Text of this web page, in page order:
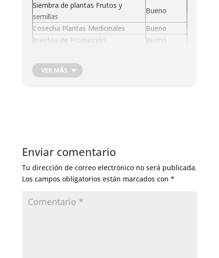
Siembra de plantas Frutos y
semillas
Bueno
Cosecha Plantas Medicinales
Bueno
Injertos de Producción
Bueno
herbicidas
Control de Insectos
VER MÁS
Enviar comentario
Tu dirección de correo electrónico no será publicada.
Los campos obligatorios están marcados con *